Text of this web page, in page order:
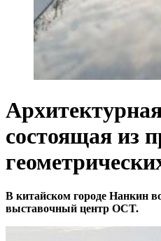
состоящая из
В китайском городе Нанкин
выставочный центр OCT.